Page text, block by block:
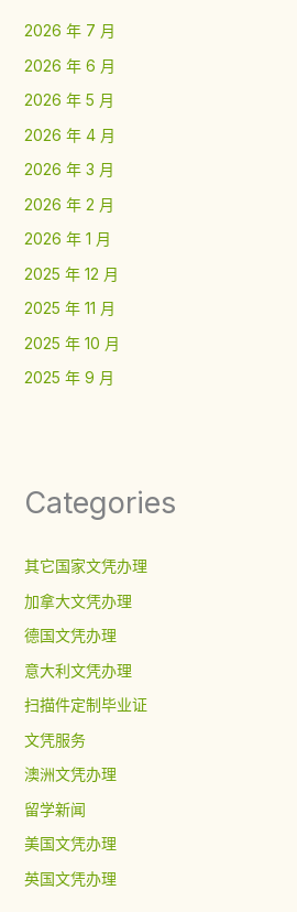
2026 年 7 月
2026 年 6 月
2026 年 5 月
2026 年 4 月
2026 年 3 月
2026 年 2 月
2026 年 1 月
2025 年 12 月
2025 年 11 月
2025 年 10 月
2025 年 9 月
Categories
其它国家文凭办理
加拿大文凭办理
德国文凭办理
意大利文凭办理
扫描件定制毕业证
文凭服务
澳洲文凭办理
留学新闻
美国文凭办理
英国文凭办理